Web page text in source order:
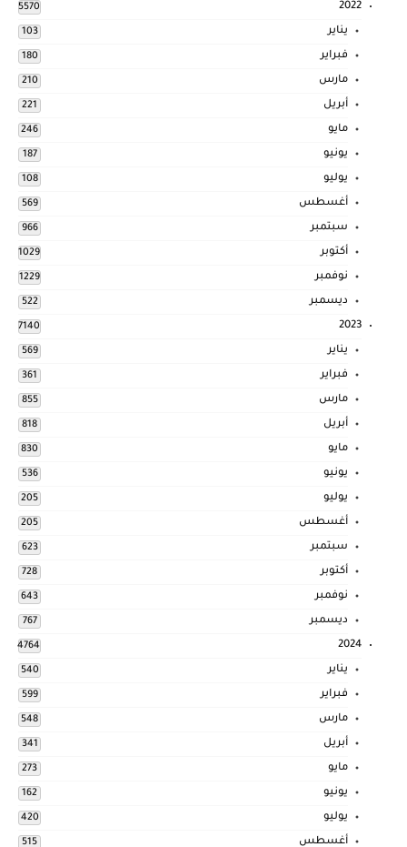
2022
5570
يناير 103
فبراير 180
مارس 210
أبريل 221
مايو 246
يونيو 187
يوليو 108
أغسطس 569
سبتمبر 966
أكتوبر 1029
نوفمبر 1229
ديسمبر 522
2023
7140
يناير 569
فبراير 361
مارس 855
أبريل 818
مايو 830
يونيو 536
يوليو 205
أغسطس 205
سبتمبر 623
أكتوبر 728
نوفمبر 643
ديسمبر 767
2024
4764
يناير 540
فبراير 599
مارس 548
أبريل 341
مايو 273
يونيو 162
يوليو 420
أغسطس 515